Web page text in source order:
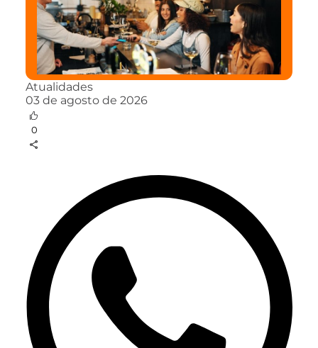
Atualidades
03 de agosto de 2026
0